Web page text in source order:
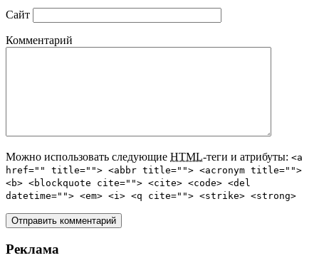
Сайт
Комментарий
Можно использовать следующие HTML-теги и атрибуты: <a
href="" title=""> <abbr title=""> <acronym title="">
<b> <blockquote cite=""> <cite> <code> <del
datetime=""> <em> <i> <q cite=""> <strike> <strong>
Реклама